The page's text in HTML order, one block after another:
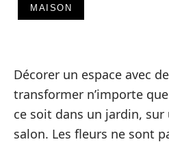
MAISON
Décorer un espace avec
transformer n’importe
ce soit dans un jardin,
salon. Les fleurs ne sont